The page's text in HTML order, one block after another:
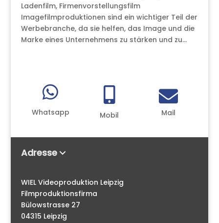
Ladenfilm, Firmenvorstellungsfilm
Imagefilmproduktionen sind ein wichtiger Teil der
Werbebranche, da sie helfen, das Image und die
Marke eines Unternehmens zu stärken und zu...

Whatsapp

Mobil

Mail
Adresse
WIEL Videoproduktion Leipzig
Filmproduktionsfirma
Bülowstrasse 27
04315 Leipzig